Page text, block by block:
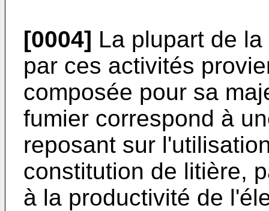
[0004] La plupart de
par ces activités
composée pour sa
fumier correspond à
reposant sur
constitution de litière,
à la productivité de